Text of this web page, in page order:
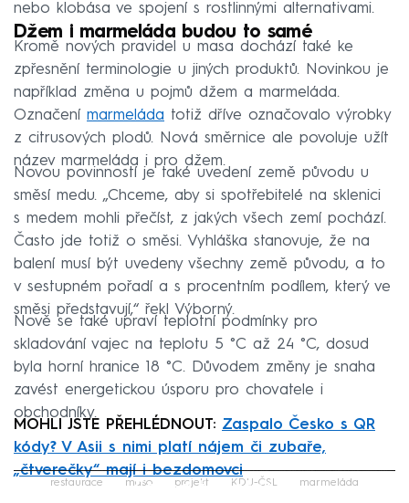
nebo klobása ve spojení s rostlinnými alternativami.
Džem i marmeláda budou to samé
Kromě nových pravidel u masa dochází také ke
zpřesnění terminologie u jiných produktů. Novinkou je
například změna u pojmů džem a marmeláda.
Označení marmeláda totiž dříve označovalo výrobky
z citrusových plodů. Nová směrnice ale povoluje užít
název marmeláda i pro džem.
Novou povinností je také uvedení země původu u
směsí medu. „Chceme, aby si spotřebitelé na sklenici
s medem mohli přečíst, z jakých všech zemí pochází.
Často jde totiž o směsi. Vyhláška stanovuje, že na
balení musí být uvedeny všechny země původu, a to
v sestupném pořadí a s procentním podílem, který ve
směsi představují,“ řekl Výborný.
Nově se také upraví teplotní podmínky pro
skladování vajec na teplotu 5 °C až 24 °C, dosud
byla horní hranice 18 °C. Důvodem změny je snaha
zavést energetickou úsporu pro chovatele i
obchodníky.
MOHLI JSTE PŘEHLÉDNOUT: Zaspalo Česko s QR
kódy? V Asii s nimi platí nájem či zubaře,
„čtverečky“ mají i bezdomovci
Failed to fetch
restaurace maso projekt KDU-ČSL marmeláda